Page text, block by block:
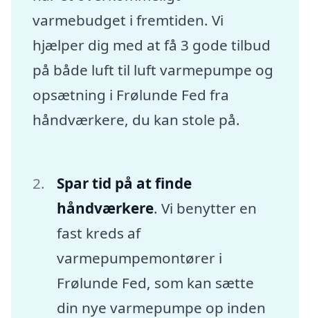
varmebudget i fremtiden. Vi
hjælper dig med at få 3 gode tilbud
på både luft til luft varmepumpe og
opsætning i Frølunde Fed fra
håndværkere, du kan stole på.
Spar tid på at finde
håndværkere. Vi benytter en
fast kreds af
varmepumpemontører i
Frølunde Fed, som kan sætte
din nye varmepumpe op inden